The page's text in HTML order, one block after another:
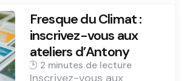
Fresque du Climat :
inscrivez-vous aux
ateliers d’Antony
2 min
Inscrivez-vous aux